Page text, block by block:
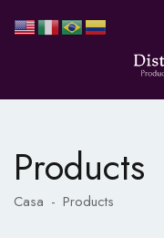
Products
Casa - Products